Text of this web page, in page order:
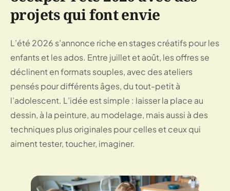
projets qui font envie
L’été 2026 s’annonce riche en stages créatifs pour les
enfants et les ados. Entre juillet et août, les offres se
déclinent en formats souples, avec des ateliers
pensés pour différents âges, du tout-petit à
l’adolescent. L’idée est simple : laisser la place au
dessin, à la peinture, au modelage, mais aussi à des
techniques plus originales pour celles et ceux qui
aiment tester, toucher, imaginer.